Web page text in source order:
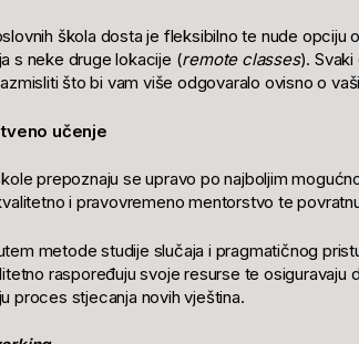
škola dosta je fleksibilno te nude opciju
s neke druge lokacije (remote classes).
što bi vam više odgovaralo ovisno o
učenje
prepoznaju se upravo po najboljim
i pravovremeno mentorstvo te
metode studije slučaja i pragmatičnog
raspoređuju svoje resurse te osiguravaju
proces stjecanja novih vještina.